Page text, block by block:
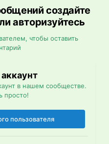
создайте
авторизуйтесь
чтобы оставить
в нашем сообществе.
просто!
пользователя